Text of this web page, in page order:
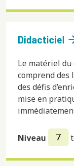
Didacticiel
Le matériel du
comprend des
des défis
mise en
Niveau 7